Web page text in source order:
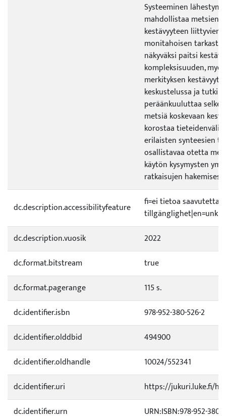
Systeeminen
mahdollistaa metsien
kestävyyteen liittyvien
monitahoisen
näkyväksi paitsi
kompleksisuuden,
merkityksen
keskustelussa ja
peräänkuuluttaa
metsiä koskevaan
korostaa
erilaisten synteesien
osallistavaa otetta
käytön kysymysten
ratkaisujen
dc.description.accessibilityfeature
fi=ei tietoa
dc.description.vuosik
2022
dc.format.bitstream
true
dc.format.pagerange
115 s.
dc.identifier.isbn
978-952-380-526-2
dc.identifier.olddbid
494900
dc.identifier.oldhandle
10024/552341
dc.identifier.uri
https://jukuri.luke.fi/
dc.identifier.urn
URN:ISBN:978-952-380-